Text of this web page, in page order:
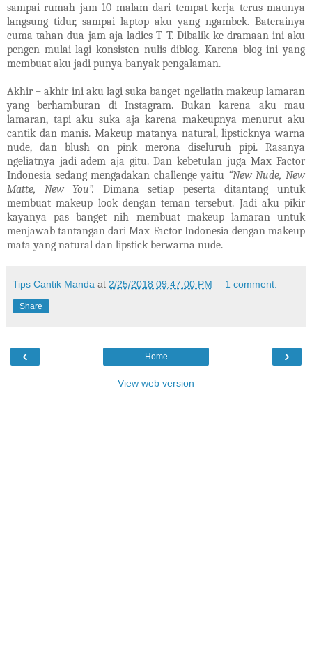
sampai rumah jam 10 malam dari tempat kerja terus maunya
langsung tidur, sampai laptop aku yang ngambek. Baterainya
cuma tahan dua jam aja ladies T_T. Dibalik ke-dramaan ini aku
pengen mulai lagi konsisten nulis diblog. Karena blog ini yang
membuat aku jadi punya banyak pengalaman.
Akhir – akhir ini aku lagi suka banget ngeliatin makeup lamaran
yang berhamburan di Instagram. Bukan karena aku mau
lamaran, tapi aku suka aja karena makeupnya menurut aku
cantik dan manis. Makeup matanya natural, lipsticknya warna
nude, dan blush on pink merona diseluruh pipi. Rasanya
ngeliatnya jadi adem aja gitu. Dan kebetulan juga Max Factor
Indonesia sedang mengadakan challenge yaitu “New Nude, New
Matte, New You”. Dimana setiap peserta ditantang untuk
membuat makeup look dengan teman tersebut. Jadi aku pikir
kayanya pas banget nih membuat makeup lamaran untuk
menjawab tantangan dari Max Factor Indonesia dengan makeup
mata yang natural dan lipstick berwarna nude.
Tips Cantik Manda at 2/25/2018 09:47:00 PM 1 comment:
Share
‹ ›
Home
View web version